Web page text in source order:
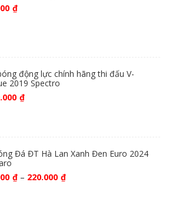
₫
động lực chính hãng thi đấu V-
2019 Spectro
₫
Đá ĐT Hà Lan Xanh Đen Euro 2024
₫ – 220.000 ₫